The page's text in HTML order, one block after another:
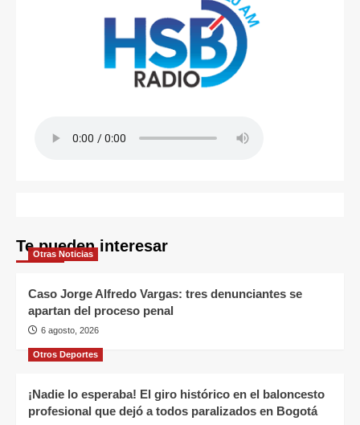
Te pueden interesar
Otras Noticias
Caso Jorge Alfredo Vargas: tres denunciantes se
apartan del proceso penal
6 agosto, 2026
Otros Deportes
¡Nadie lo esperaba! El giro histórico en el baloncesto
profesional que dejó a todos paralizados en Bogotá